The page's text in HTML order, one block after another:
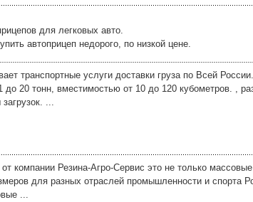
для легковых авто.
автоприцеп недорого, по низкой цене.
транспортные услуги доставки груза по Всей
20 тонн, вместимостью от 10 до 120 кубометров. ,
...
компании Резина-Агро-Сервис это не только
для разных отраслей промышленности и спорта
...